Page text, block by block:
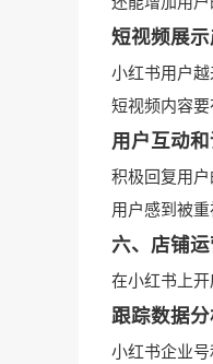
短视频展
小红书用户
短视频内容要
用户互动
积极回复用
用户感到被重
六、店铺
在小红书上
跟踪数据
小红书企业